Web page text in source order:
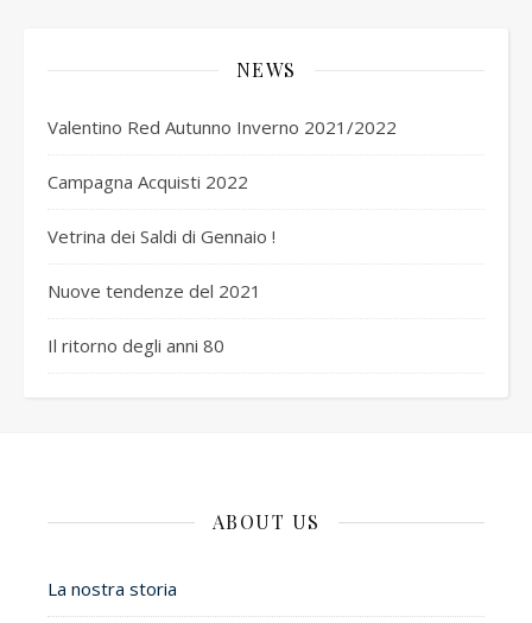
NEWS
Valentino Red Autunno Inverno 2021/2022
Campagna Acquisti 2022
Vetrina dei Saldi di Gennaio !
Nuove tendenze del 2021
Il ritorno degli anni 80
ABOUT US
La nostra storia